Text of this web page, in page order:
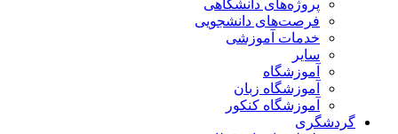
پروژه‌های دانشگاهی
فرصت‌های دانشجویی
خدمات آموزشی
سایر
آموزشگاه
آموزشگاه زبان
آموزشگاه کنکور
گردشگری